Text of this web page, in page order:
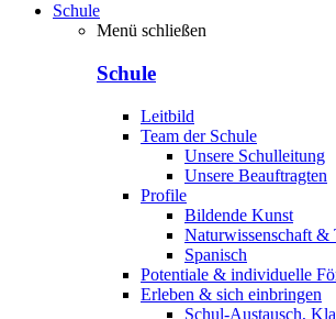
Schule
Menü schließen
Schule
Leitbild
Team der Schule
Unsere Schulleitung
Unsere Beauftragten
Profile
Bildende Kunst
Naturwissenschaft &
Spanisch
Potentiale & individuelle
Erleben & sich einbringen
Schul-Austausch,